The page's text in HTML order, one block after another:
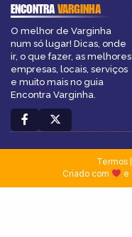
ENCONTRAVARGINHA
O melhor de Varginha
num só lugar! Dicas, onde
ir, o que fazer, as melhores
empresas, locais, serviços
e muito mais no guia
Encontra Varginha.
Termos|
Criado com
e